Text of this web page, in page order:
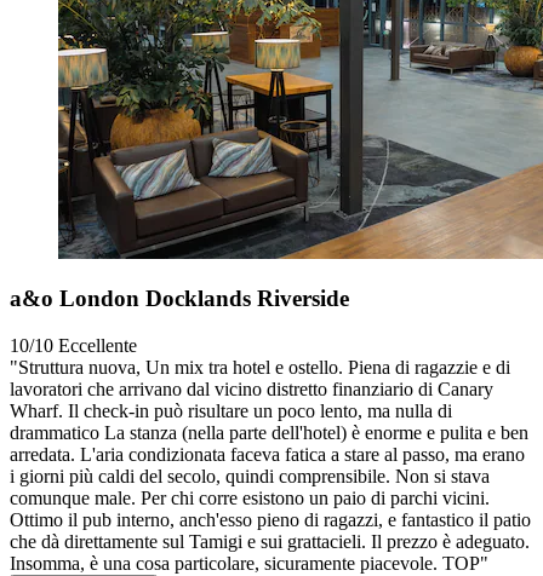
a&o London Docklands Riverside
10/10 Eccellente
"Struttura nuova, Un mix tra hotel e ostello. Piena di ragazzie e di
lavoratori che arrivano dal vicino distretto finanziario di Canary
Wharf. Il check-in può risultare un poco lento, ma nulla di
drammatico La stanza (nella parte dell'hotel) è enorme e pulita e ben
arredata. L'aria condizionata faceva fatica a stare al passo, ma erano
i giorni più caldi del secolo, quindi comprensibile. Non si stava
comunque male. Per chi corre esistono un paio di parchi vicini.
Ottimo il pub interno, anch'esso pieno di ragazzi, e fantastico il patio
che dà direttamente sul Tamigi e sui grattacieli. Il prezzo è adeguato.
Insomma, è una cosa particolare, sicuramente piacevole. TOP"